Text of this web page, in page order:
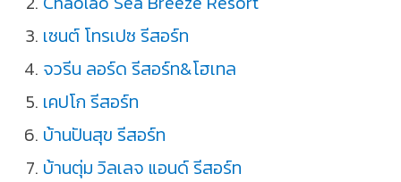
เซนต์ โทรเปซ รีสอร์ท
จวรีน ลอร์ด รีสอร์ท&โฮเทล
เคปโก รีสอร์ท
บ้านปันสุข รีสอร์ท
บ้านตุ่ม วิลเลจ แอนด์ รีสอร์ท